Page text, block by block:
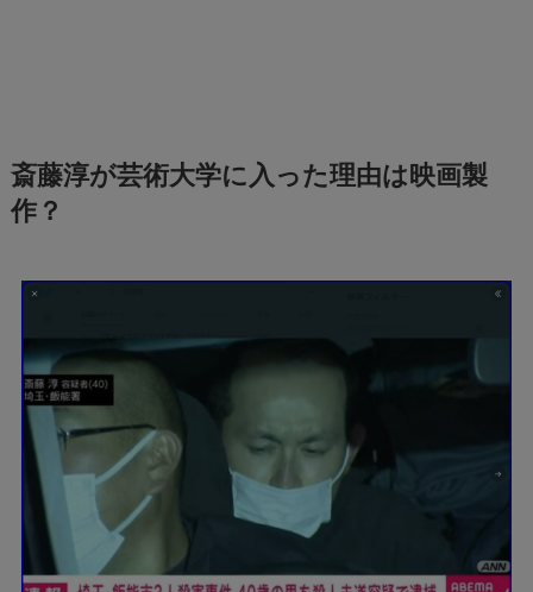
斎藤淳が芸術大学に入った理由は映画製
作？